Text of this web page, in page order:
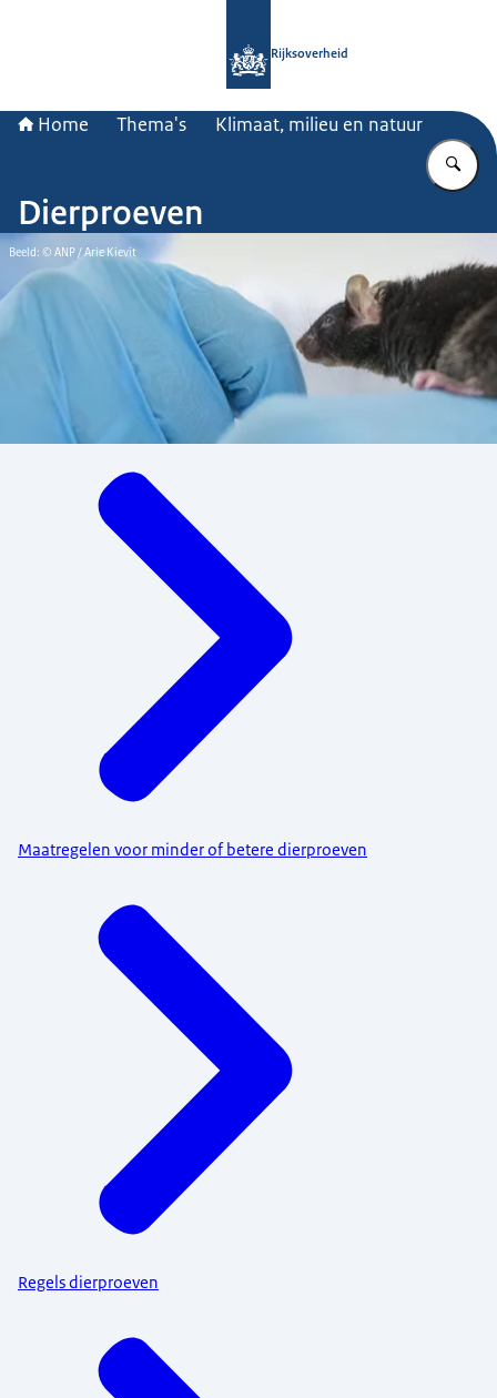
Rijksoverheid
Home Thema's Klimaat, milieu en natuur
Dierproeven
Beeld: © ANP / Arie Kievit
Maatregelen voor minder of betere dierproeven
Regels dierproeven